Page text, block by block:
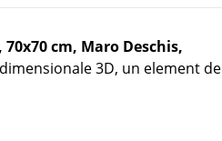
cm, Maro Deschis,
3D, un element de